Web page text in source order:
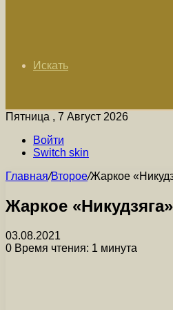
Искать
Пятница , 7 Август 2026
Войти
Switch skin
Главная/Второе/Жаркое
Жаркое
03.08.2021
0 Время чтения: 1 минута